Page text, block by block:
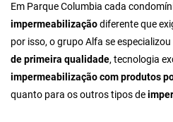
Em Parque Columbia cada
impermeabilizaçãodiferente que
por isso, o grupo Alfa se
de primeira qualidade, tecnologia
impermeabilização com produtos
quanto para os outros tipos de